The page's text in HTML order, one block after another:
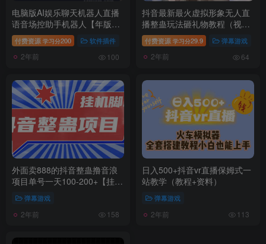
电脑版AI娱乐聊天机器人直播
语音场控助手机器人【年版软
件+教程】
付费资源 学习分200 软件插件
2年前 100
抖音最新最火虚拟形象无人直
播整蛊玩法砸礼物教程（视频
开播教程+全套工具软件）
付费资源 学习分29.9 弹幕游戏
2年前 64
外面卖888的抖音整蛊撸音浪
项目单号一天100-200+【挂机
脚本+详细教程】
弹幕游戏
2年前 158
日入500+抖音vr直播保姆式一
站教学（教程+资料）
弹幕游戏
2年前 113